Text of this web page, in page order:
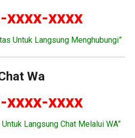
xxxx-xxxx
Untuk Langsung Menghubungi”
Wa
xxxx-xxxx
Langsung Chat Melalui WA”